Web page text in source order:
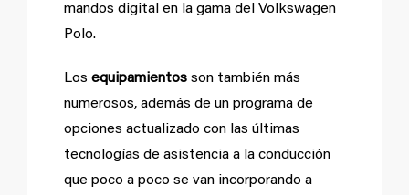
mandos digital en la gama del Volkswagen
Polo.
Los equipamientos son también más
numerosos, además de un programa de
opciones actualizado con las últimas
tecnologías de asistencia a la conducción
que poco a poco se van incorporando a